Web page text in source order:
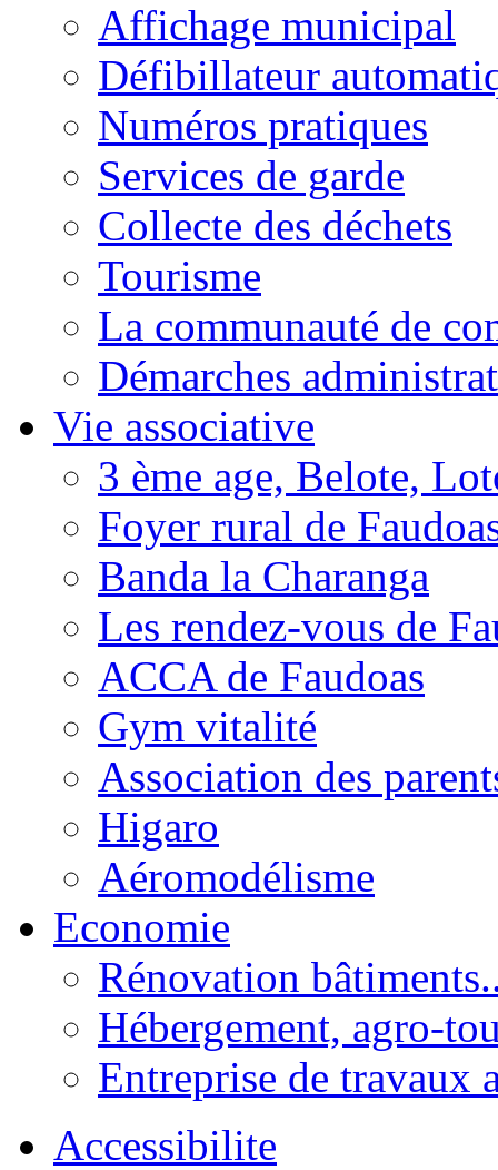
Affichage municipal
Défibillateur
Numéros pratiques
Services de garde
Collecte des déchets
Tourisme
La communauté de
Démarches
Vie associative
3 ème age, Belote,
Foyer rural de
Banda la Charanga
Les rendez-vous de
ACCA de Faudoas
Gym vitalité
Association des
Higaro
Aéromodélisme
Economie
Rénovation
Hébergement, agro-
Entreprise de travaux
Accessibilite